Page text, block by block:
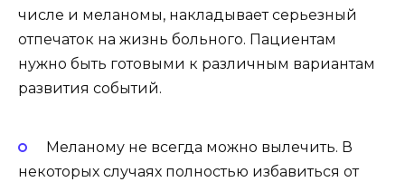
числе и меланомы, накладывает серьезный
отпечаток на жизнь больного. Пациентам
нужно быть готовыми к различным вариантам
развития событий.
Меланому не всегда можно вылечить. В
некоторых случаях полностью избавиться от